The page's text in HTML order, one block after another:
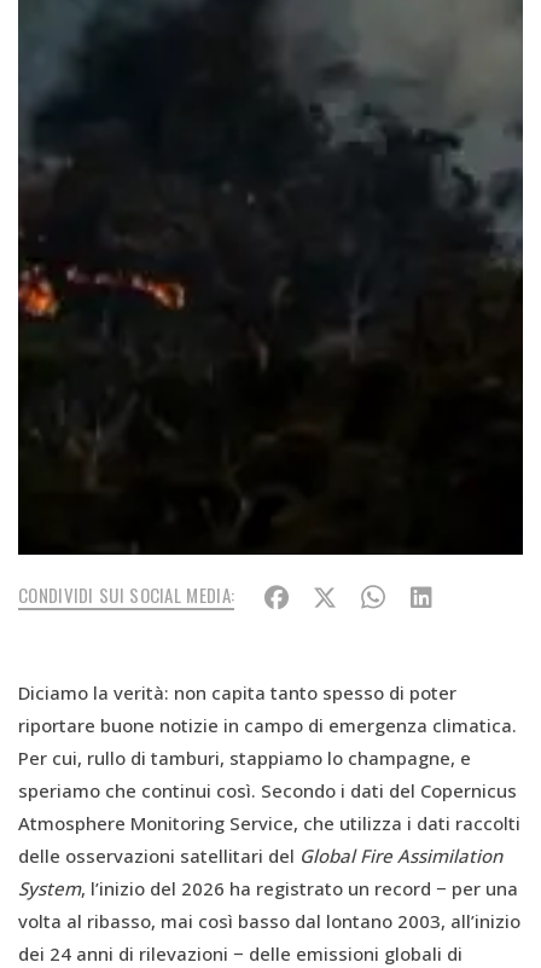
CONDIVIDI SUI SOCIAL MEDIA:
Diciamo la verità: non capita tanto spesso di poter
riportare buone notizie in campo di emergenza climatica.
Per cui, rullo di tamburi, stappiamo lo champagne, e
speriamo che continui così. Secondo i dati del Copernicus
Atmosphere Monitoring Service, che utilizza i dati raccolti
delle osservazioni satellitari del Global Fire Assimilation
System, l’inizio del 2026 ha registrato un record − per una
volta al ribasso, mai così basso dal lontano 2003, all’inizio
dei 24 anni di rilevazioni − delle emissioni globali di